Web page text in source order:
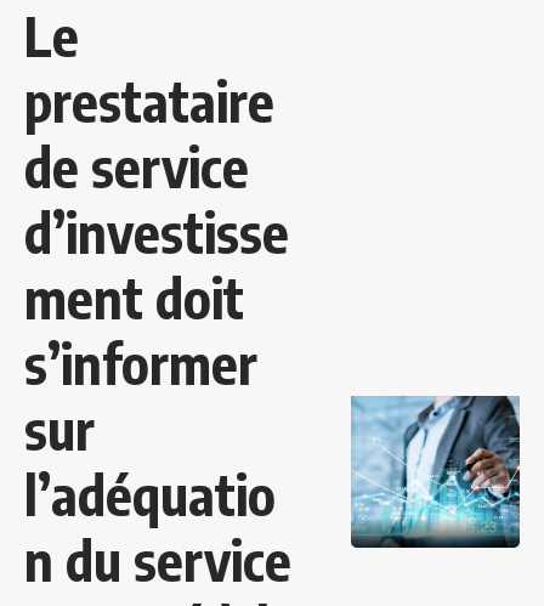
Le
prestataire
de service
d’investisse
ment doit
s’informer
sur
l’adéquatio
n du service